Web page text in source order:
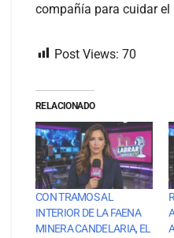
compañía para cuidar el
Post Views: 70
RELACIONADO
CON TRAMOS AL
INTERIOR DE LA FAENA
MINERA CANDELARIA, EL